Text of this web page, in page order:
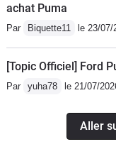
achat Puma
Par Biquette11 le 23/
[Topic Officiel] Ford
Par yuha78 le 21/07/
Aller